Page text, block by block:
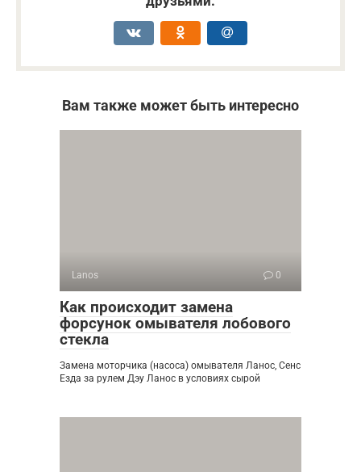
Вам также может быть интересно
Lanos 0
Как происходит замена
форсунок омывателя лобового
стекла
Замена моторчика (насоса) омывателя Ланос, Сенс
Езда за рулем Дэу Ланос в условиях сырой